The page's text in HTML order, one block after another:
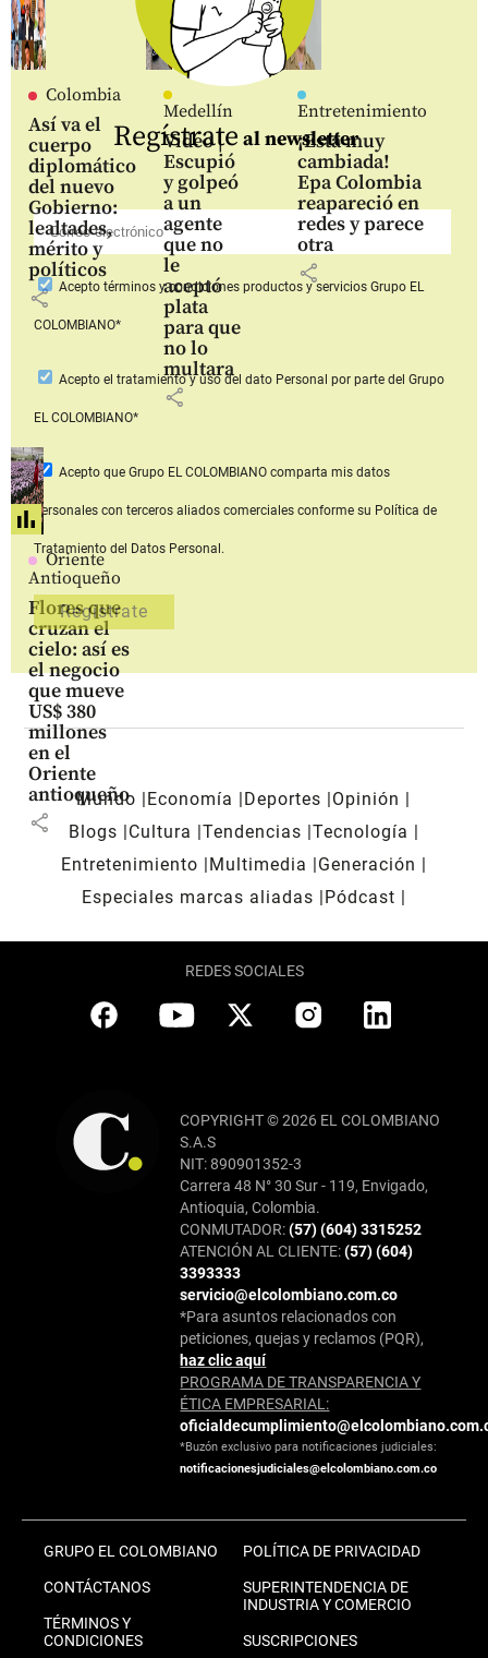
Colombia
Así va el
cuerpo
diplomático
del nuevo
Gobierno:
lealtades,
mérito y
políticos
share
Medellín
Video |
Escupió
y golpeó
a un
agente
que no
le
aceptó
plata
para que
no lo
multara
share
Entretenimiento
¡Está muy
cambiada!
Epa Colombia
reapareció en
redes y parece
otra
share
Oriente
Antioqueño
Flores que
cruzan el
cielo: así es
el negocio
que mueve
US$ 380
millones
en el
Oriente
antioqueño
share
Regístrate al newsletter
Aceptotérminos y condiciones productos y serviciosGrupo EL
COLOMBIANO*
Acepto el tratamiento y uso del dato Personal por parte del Grupo
EL COLOMBIANO*
Acepto que Grupo EL COLOMBIANOcomparta mis datos
personales con terceros aliados comerciales conforme su Política de
Tratamiento del Datos Personal.
Mundo Economía Deportes
Opinión
Blogs
Cultura Tendencias Tecnología
Entretenimiento
Multimedia
Generación
Especiales marcas aliadas
Pódcast
REDES SOCIALES
COPYRIGHT © 2026 EL COLOMBIANO
S.A.S
NIT: 890901352-3
Carrera 48 N° 30 Sur - 119, Envigado,
Antioquia, Colombia.
CONMUTADOR:(57) (604) 3315252
ATENCIÓN AL CLIENTE:(57) (604)
3393333
servicio@elcolombiano.com.co
*Para asuntos relacionados con
peticiones, quejas y reclamos (PQR),
haz clic aquí
PROGRAMA DE TRANSPARENCIA Y
ÉTICA EMPRESARIAL:
*Buzón exclusivo para notificaciones judiciales:
notificacionesjudiciales@elcolombiano.com.co
GRUPO EL COLOMBIANO
CONTÁCTANOS
TÉRMINOS Y
CONDICIONES
POLÍTICA DE PRIVACIDAD
SUPERINTENDENCIA DE
INDUSTRIA Y COMERCIO
SUSCRIPCIONES